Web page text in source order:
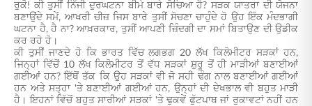
ਰੁਕੋ! ਕੀ ਤੁਸੀਂ ਨਿੱਜੀ ਦੁਰਘਟਨਾ ਬੀਮੇ ਬਾਰੇ ਸੋਚਿਆ ਹੈ? ਸੜਕ ਯਾਤਰਾ ਦੀ ਯੋਜਨਾ
ਬਣਾਉਂਦੇ ਸਮੇਂ, ਆਖਰੀ ਚੀਜ਼ ਜਿਸ ਬਾਰੇ ਤੁਸੀਂ ਸੋਚਣਾ ਚਾਹੁੰਦੇ ਹੋ ਉਹ ਇੱਕ ਮੰਦਭਾਗੀ
ਘਟਨਾ ਹੈ, ਹੈ ਨਾ? ਆਖ਼ਰਕਾਰ, ਤੁਸੀਂ ਆਪਣੀ ਜ਼ਿੰਦਗੀ ਦਾ ਸਮਾਂ ਬਿਤਾਉਣ ਦੀ ਉਡੀਕ
ਕਰ ਰਹੇ ਹੋ।
ਕੀ ਤੁਸੀਂ ਜਾਣਦੇ ਹੋ ਕਿ ਭਾਰਤ ਵਿੱਚ ਲਗਭਗ 20 ਲੱਖ ਕਿਲੋਮੀਟਰ ਸੜਕਾਂ ਹਨ,
ਜਿਨ੍ਹਾਂ ਵਿੱਚੋਂ 10 ਲੱਖ ਕਿਲੋਮੀਟਰ ਤੋਂ ਵੱਧ ਸੜਕਾਂ ਸ਼ੁਰੂ ਤੋਂ ਹੀ ਮਾੜੀਆਂ ਬਣਾਈਆਂ
ਗਈਆਂ ਹਨ? ਇੱਥੋਂ ਤੱਕ ਕਿ ਉਹ ਸੜਕਾਂ ਵੀ ਜੋ ਸਹੀ ਢੰਗ ਨਾਲ ਬਣਾਈਆਂ ਗਈਆਂ
ਹਨ ਅਤੇ ਸਤ੍ਹਾ 'ਤੇ ਬਣਾਈਆਂ ਗਈਆਂ ਹਨ, ਉਨ੍ਹਾਂ ਦੀ ਦੇਖਭਾਲ ਵੀ ਬਹੁਤ ਮਾੜੀ
ਹੈ। ਇਹਨਾਂ ਵਿੱਚੋਂ ਬਹੁਤ ਸਾਰੀਆਂ ਸੜਕਾਂ 'ਤੇ ਢੁਕਵੇਂ ਫੁੱਟਪਾਥ ਜਾਂ ਰੁਕਾਵਟਾਂ ਨਹੀਂ ਹਨ